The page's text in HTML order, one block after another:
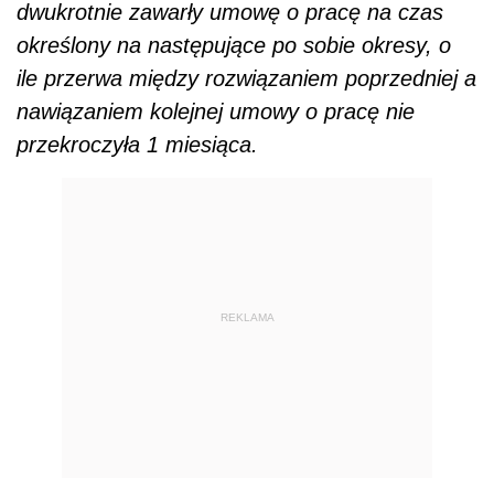
dwukrotnie zawarły umowę o pracę na czas
określony na następujące po sobie okresy, o
ile przerwa między rozwiązaniem poprzedniej a
nawiązaniem kolejnej umowy o pracę nie
przekroczyła 1 miesiąca.
REKLAMA